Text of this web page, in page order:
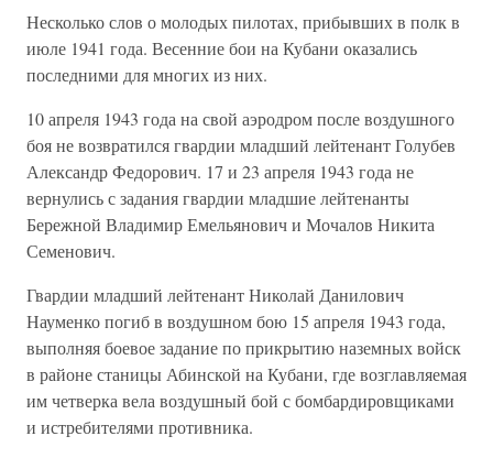
Несколько слов о молодых пилотах, прибывших в полк в
июле 1941 года. Весенние бои на Кубани оказались
последними для многих из них.
10 апреля 1943 года на свой аэродром после воздушного
боя не возвратился гвардии младший лейтенант Голубев
Александр Федорович. 17 и 23 апреля 1943 года не
вернулись с задания гвардии младшие лейтенанты
Бережной Владимир Емельянович и Мочалов Никита
Семенович.
Гвардии младший лейтенант Николай Данилович
Науменко погиб в воздушном бою 15 апреля 1943 года,
выполняя боевое задание по прикрытию наземных войск
в районе станицы Абинской на Кубани, где возглавляемая
им четверка вела воздушный бой с бомбардировщиками
и истребителями противника.